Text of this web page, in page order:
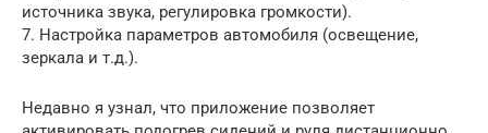
источника звука, регулировка громкости).
7. Настройка параметров автомобиля (освещение,
зеркала и т.д.).
Недавно я узнал, что приложение позволяет